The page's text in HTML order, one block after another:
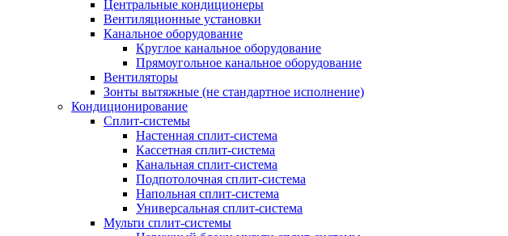
Центральные кондиционеры
Вентиляционные установки
Канальное оборудование
Круглое канальное оборудование
Прямоугольное канальное оборудование
Вентиляторы
Зонты вытяжные (не стандартное исполнение)
Кондиционирование
Сплит-системы
Настенная сплит-система
Кассетная сплит-система
Канальная сплит-система
Подпотолочная сплит-система
Напольная сплит-система
Универсальная сплит-система
Мульти сплит-системы